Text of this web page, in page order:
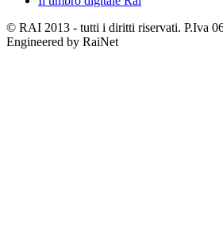
© RAI 2013 - tutti i diritti riservati. P.Iva
Engineered by RaiNet